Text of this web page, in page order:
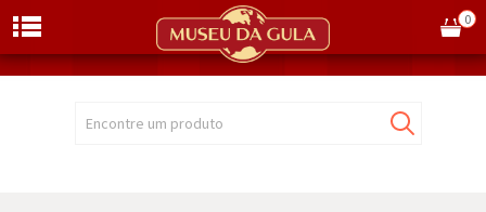
Encontre um produto
0